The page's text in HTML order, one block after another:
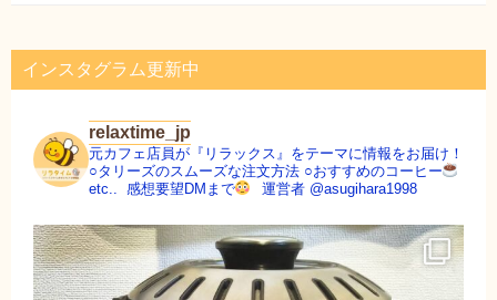
インスタグラム更新中
relaxtime_jp
元カフェ店員が『リラックス』をテーマに情報をお届け！
○タリーズのスムーズな注文方法 ○おすすめのコーヒー
etc.. 感想要望DMまで 運営者 @asugihara1998